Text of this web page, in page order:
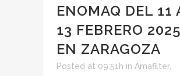
ENOMAQ DEL 11
13 FEBRERO 2025
EN ZARAGOZA
Posted at 09:51h in Amafilter,